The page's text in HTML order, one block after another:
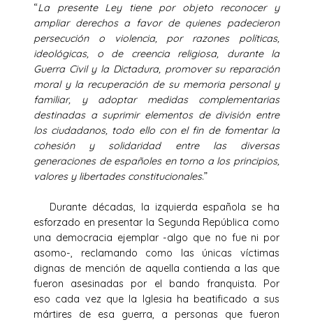
“La presente Ley tiene por objeto reconocer y
ampliar derechos a favor de quienes padecieron
persecución o violencia, por razones políticas,
ideológicas, o de creencia religiosa, durante la
Guerra Civil y la Dictadura, promover su reparación
moral y la recuperación de su memoria personal y
familiar, y adoptar medidas complementarias
destinadas a suprimir elementos de división entre
los ciudadanos, todo ello con el fin de fomentar la
cohesión y solidaridad entre las diversas
generaciones de españoles en torno a los principios,
valores y libertades constitucionales.”
Durante décadas, la izquierda española se ha
esforzado en presentar la Segunda República como
una democracia ejemplar -algo que no fue ni por
asomo-, reclamando como las únicas víctimas
dignas de mención de aquella contienda a las que
fueron asesinadas por el bando franquista. Por
eso cada vez que la Iglesia ha beatificado a sus
mártires de esa guerra, a personas que fueron